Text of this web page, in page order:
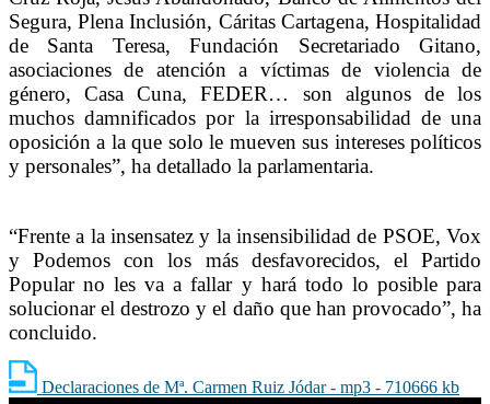
Segura, Plena Inclusión, Cáritas Cartagena, Hospitalidad
de Santa Teresa, Fundación Secretariado Gitano,
asociaciones de atención a víctimas de violencia de
género, Casa Cuna, FEDER… son algunos de los
muchos damnificados por la irresponsabilidad de una
oposición a la que solo le mueven sus intereses políticos
y personales”, ha detallado la parlamentaria.
“Frente a la insensatez y la insensibilidad de PSOE, Vox
y Podemos con los más desfavorecidos, el Partido
Popular no les va a fallar y hará todo lo posible para
solucionar el destrozo y el daño que han provocado”, ha
concluido.
Declaraciones de Mª. Carmen Ruiz Jódar - mp3 - 710666 kb